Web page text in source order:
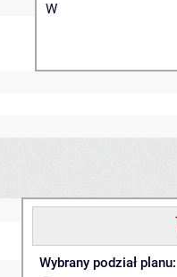
W
Wybrany podział planu: